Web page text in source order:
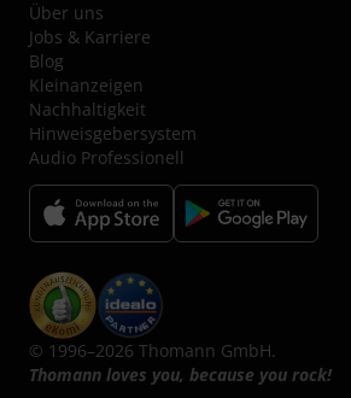
Über uns
Jobs & Karriere
Blog
Kleinanzeigen
Nachhaltigkeit
Hinweisgebersystem
Audio Professionell
© 1996–2026 Thomann GmbH.
Thomann loves you, because you rock!